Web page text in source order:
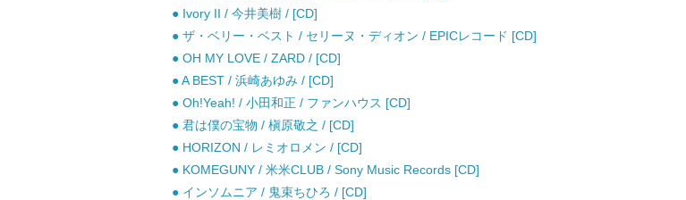
● Ivory II / 今井美樹 / [CD]
● ザ・ベリー・ベスト / セリーヌ・ディオン / EPICレコード [CD]
● OH MY LOVE / ZARD / [CD]
● A BEST / 浜崎あゆみ / [CD]
● Oh!Yeah! / 小田和正 / ファンハウス [CD]
● 君は僕の宝物 / 槇原敬之 / [CD]
● HORIZON / レミオロメン / [CD]
● KOMEGUNY / 米米CLUB / Sony Music Records [CD]
● インソムニア / 鬼束ちひろ / [CD]